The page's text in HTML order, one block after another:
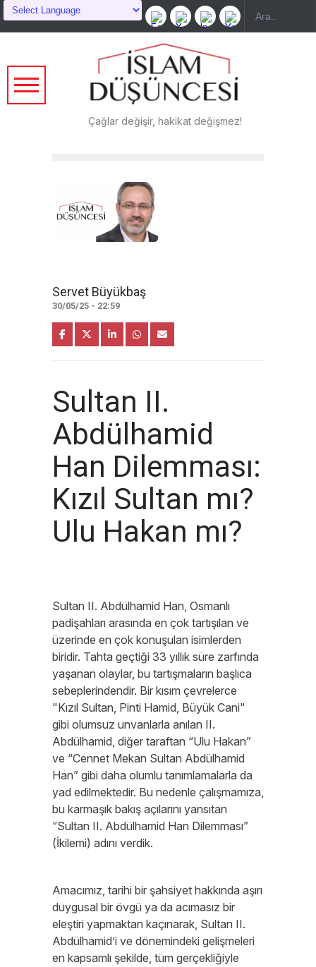
Çağlar değişir, hakikat değişmez!
Servet Büyükbaş
30/05/25 - 22:59
Sultan II.
Abdülhamid
Han Dilemması:
Kızıl Sultan mı?
Ulu Hakan mı?
Sultan II. Abdülhamid Han, Osmanlı
padişahları arasında en çok tartışılan ve
üzerinde en çok konuşulan isimlerden
biridir. Tahta geçtiği 33 yıllık süre zarfında
yaşanan olaylar, bu tartışmaların başlıca
sebeplerindendir. Bir kısım çevrelerce
"Kızıl Sultan, Pinti Hamid, Büyük Cani"
gibi olumsuz unvanlarla anılan II.
Abdülhamid, diğer taraftan “Ulu Hakan”
ve “Cennet Mekan Sultan Abdülhamid
Han” gibi daha olumlu tanımlamalarla da
yad edilmektedir. Bu nedenle çalışmamıza,
bu karmaşık bakış açılarını yansıtan
“Sultan II. Abdülhamid Han Dilemması”
(İkilemi) adını verdik.
Amacımız, tarihi bir şahsiyet hakkında aşırı
duygusal bir övgü ya da acımasız bir
eleştiri yapmaktan kaçınarak, Sultan II.
Abdülhamid’i ve dönemindeki gelişmeleri
en kapsamlı şekilde, tüm gerçekliğiyle